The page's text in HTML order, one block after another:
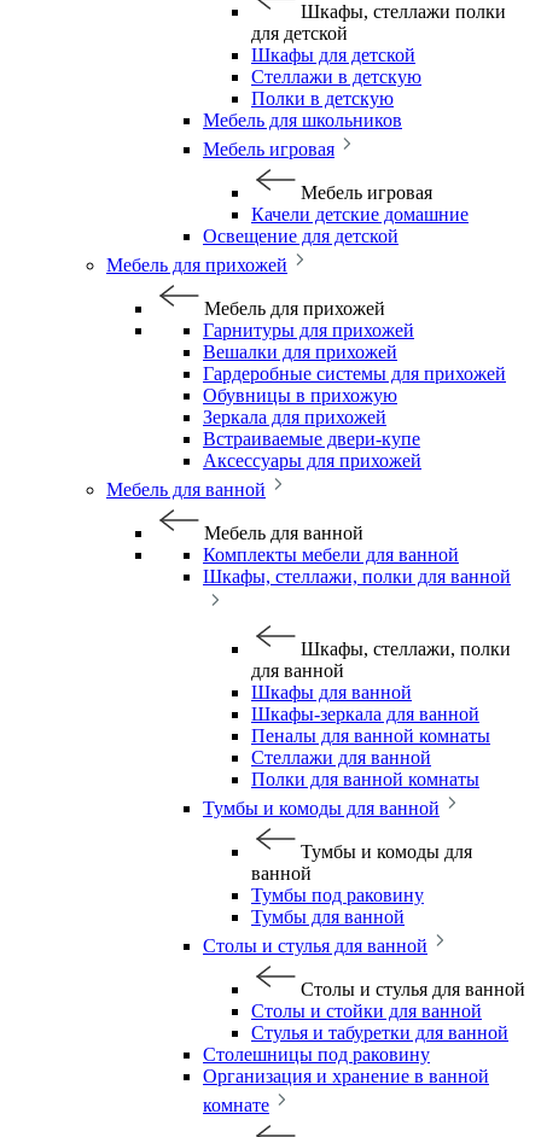
Шкафы, стеллажи полки
для детской
Шкафы для детской
Стеллажи в детскую
Полки в детскую
Мебель для школьников
Мебель игровая
Мебель игровая
Качели детские домашние
Освещение для детской
Мебель для прихожей
Мебель для прихожей
Гарнитуры для прихожей
Вешалки для прихожей
Гардеробные системы для прихожей
Обувницы в прихожую
Зеркала для прихожей
Встраиваемые двери-купе
Аксессуары для прихожей
Мебель для ванной
Мебель для ванной
Комплекты мебели для ванной
Шкафы, стеллажи, полки для ванной
Шкафы, стеллажи, полки
для ванной
Шкафы для ванной
Шкафы-зеркала для ванной
Пеналы для ванной комнаты
Стеллажи для ванной
Полки для ванной комнаты
Тумбы и комоды для ванной
Тумбы и комоды для
ванной
Тумбы под раковину
Тумбы для ванной
Столы и стулья для ванной
Столы и стулья для ванной
Столы и стойки для ванной
Стулья и табуретки для ванной
Столешницы под раковину
Организация и хранение в ванной
комнате